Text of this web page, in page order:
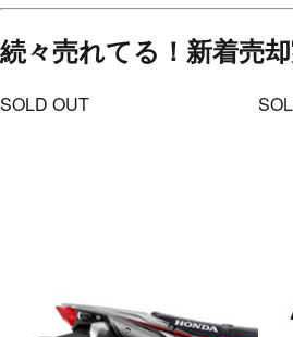
続々売れてる！ 新着売
SOLD OUT